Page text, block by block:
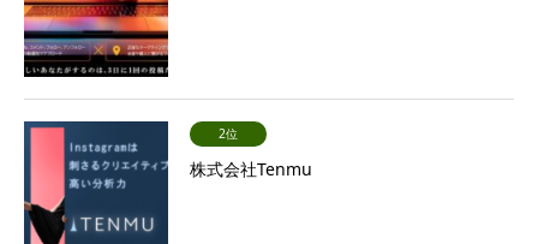
2位
株式会社Tenmu